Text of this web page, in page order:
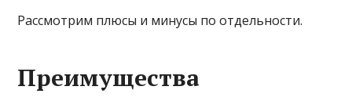
Рассмотрим плюсы и минусы по отдельности.
Преимущества